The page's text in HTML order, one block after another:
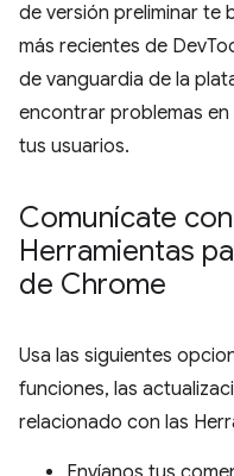
de versión preliminar te
más recientes de
de vanguardia de la
encontrar problemas
tus usuarios.
Comunícate
Herramientas
de Chrome
Usa las siguientes
funciones, las
relacionado con las